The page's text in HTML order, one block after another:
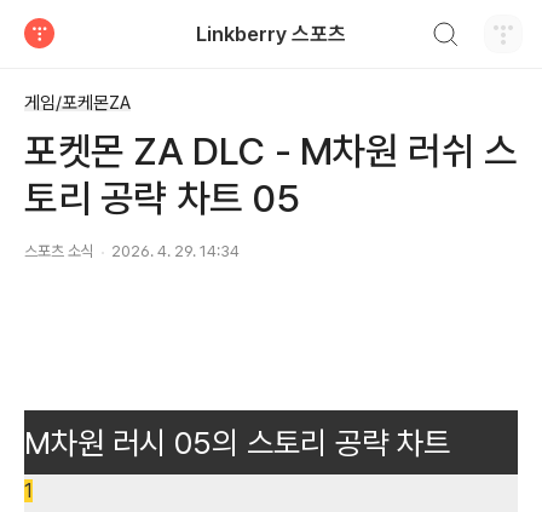
Linkberry 스포츠
게임/포케몬ZA
포켓몬 ZA DLC - M차원 러쉬 스
토리 공략 차트 05
스포츠 소식 2026. 4. 29. 14:34
M차원 러시 05의 스토리 공략 차트
1